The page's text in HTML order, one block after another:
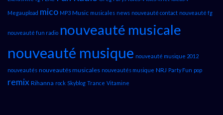
Megaupload mico MP3 Music musicales news nouveauté contact nouveauté fg
nouveauté fun radio nouveauté musicale
nouveauté musique nouveauté musique 2012
nouveautés nouveautés musicales nouveautés musique NRJ Party Fun pop
remix Rihanna rock Skyblog Trance Vitamine